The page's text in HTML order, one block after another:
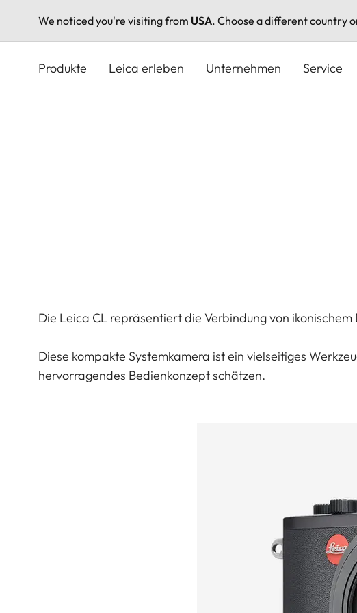
We noticed you're visiting from USA. Choose a different country
Produkte Leica erleben Unternehmen Service
Die Leica CL repräsentiert die Verbindung von
Diese kompakte Systemkamera ist ein vielseitiges
hervorragendes Bedienkonzept schätzen.